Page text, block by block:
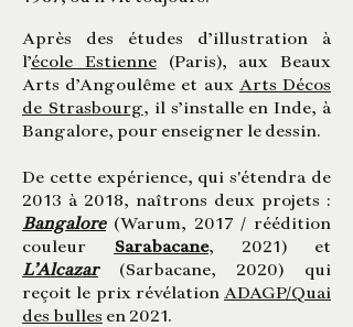
Après des études d’illustration à
l’école Estienne(Paris), aux Beaux
Arts d’Angoulême et aux Arts Décos
de Strasbourg, il s’installe en Inde, à
Bangalore, pour enseigner le dessin.
De cette expérience, qui s'étendra de
2013 à 2018, naîtrons deux projets :
Bangalore(Warum, 2017 / réédition
couleur Sarabacane, 2021) et
L’Alcazar(Sarbacane, 2020) qui
reçoit le prix révélation ADAGP/Quai
des bulles en 2021.